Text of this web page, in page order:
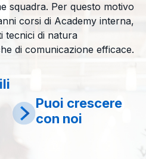
squadra. Per questo motivo
corsi di Academy interna,
tecnici di natura
di comunicazione efficace.
Puoi crescere
con noi